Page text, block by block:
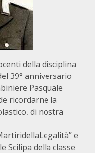
della disciplina
39° anniversario
Pasquale
ricordarne la
di nostra
” e
Scilipa della classe